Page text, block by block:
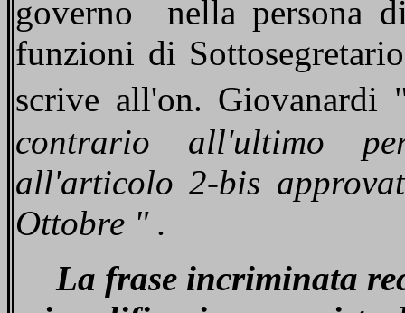
governo
nella persona
funzioni di
scrive all'on.
contrario all'ultimo
all'articolo 2-bis
Ottobre " .
La frase incriminata